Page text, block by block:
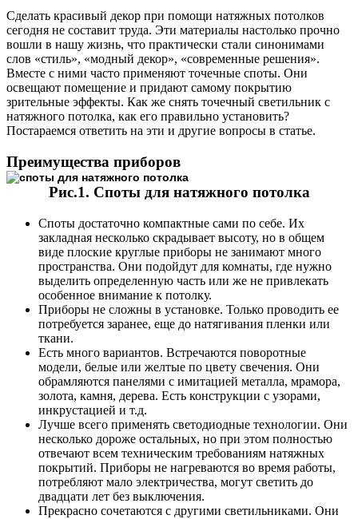
Сделать красивый декор при помощи натяжных потолков
сегодня не составит труда. Эти материалы настолько прочно
вошли в нашу жизнь, что практически стали синонимами
слов «стиль», «модный декор», «современные решения».
Вместе с ними часто применяют точечные споты. Они
освещают помещение и придают самому покрытию
зрительные эффекты. Как же снять точечный светильник с
натяжного потолка, как его правильно установить?
Постараемся ответить на эти и другие вопросы в статье.
Преимущества приборов
Рис.1. Споты для натяжного потолка
Споты достаточно компактные сами по себе. Их
закладная несколько скрадывает высоту, но в общем
виде плоские круглые приборы не занимают много
пространства. Они подойдут для комнаты, где нужно
выделить определенную часть или же не привлекать
особенное внимание к потолку.
Приборы не сложны в установке. Только проводить ее
потребуется заранее, еще до натягивания пленки или
ткани.
Есть много вариантов. Встречаются поворотные
модели, белые или желтые по цвету свечения. Они
обрамляются панелями с имитацией металла, мрамора,
золота, камня, дерева. Есть конструкции с узорами,
инкрустацией и т.д.
Лучше всего применять светодиодные технологии. Они
несколько дороже остальных, но при этом полностью
отвечают всем техническим требованиям натяжных
покрытий. Приборы не нагреваются во время работы,
потребляют мало электричества, могут светить до
двадцати лет без выключения.
Прекрасно сочетаются с другими светильниками. Они